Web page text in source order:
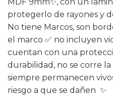
protegerlo de rayones y
No tiene Marcos, son
el marco ✅ no incluyen
cuentan con una
durabilidad, no se corre
siempre permanecen
riesgo a que se dañen ✨